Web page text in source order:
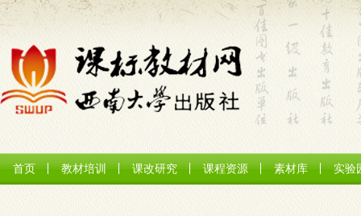
首页 教材培训 课改研究 课程资源 素材库 实验